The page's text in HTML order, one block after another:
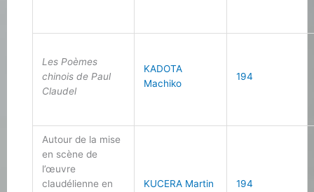
Les Poèmes
chinois de Paul
Claudel
KADOTA
Machiko
194
Autour de la mise
en scène de
l’œuvre
claudélienne en
KUCERA Martin 194